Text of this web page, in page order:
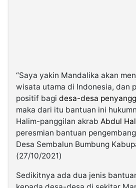
“Saya yakin Mandalika akan
wisata utama di Indonesia, dan
positif bagi desa-desa
maka dari itu bantuan ini
Halim-panggilan akrab Abdul
peresmian bantuan
Desa Sembalun Bumbung
(27/10/2021)
Sedikitnya ada dua jenis